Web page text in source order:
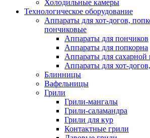
Холодильные камеры
Технологическое оборудование
Аппараты для хот-догов,
пончиковые
Аппараты для пончиков
Аппараты для попкорна
Аппараты для сахарной
Аппараты для хот-
Блинницы
Вафельницы
Грили
Грили-мангалы
Грили-саламандра
Грили для кур
Контактные грили